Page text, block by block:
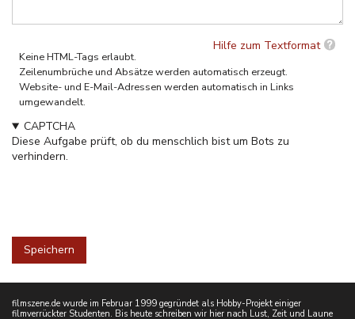
Hilfe zum Textformat
Keine HTML-Tags erlaubt.
Zeilenumbrüche und Absätze werden automatisch erzeugt.
Website- und E-Mail-Adressen werden automatisch in Links
umgewandelt.
CAPTCHA
Diese Aufgabe prüft, ob du menschlich bist um Bots zu
verhindern.
filmszene.de wurde im Februar 1999 gegründet als Hobby-Projekt einiger
filmverrückter Studenten. Bis heute schreiben wir hier nach Lust, Zeit und Laune